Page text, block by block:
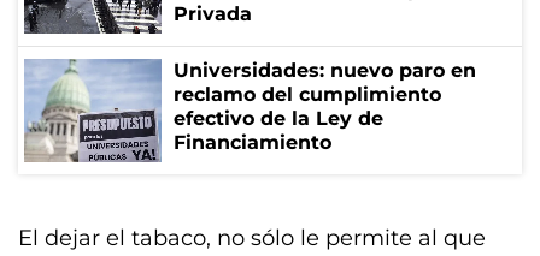
Privada
Universidades: nuevo paro en
reclamo del cumplimiento
efectivo de la Ley de
Financiamiento
El dejar el tabaco, no sólo le permite al que